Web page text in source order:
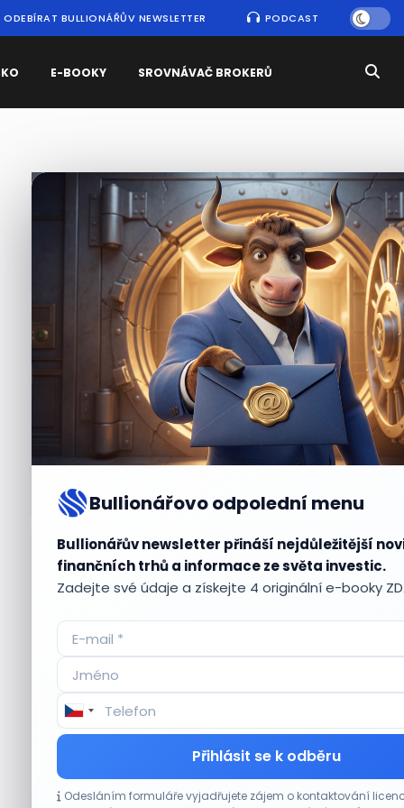
ODEBÍRAT BULLIONÁŘŮV NEWSLETTER PODCAST
E-BOOKY SROVNÁVAČ BROKERŮ
Bullionářovo odpolední menu
Bullionářův newsletter přináší nejdůležitější
finančních trhů a informace ze světa investic.
Zadejte své údaje a získejte 4 originální e-booky
Přihlásit se k odběru
Odesláním formuláře vyjadřujete zájem o kontaktování
Nejčtenějšízprávy
Aktuálnípříležitosti
Lisa Su zlehčuje Muskův závazek vůči Nvidii.